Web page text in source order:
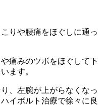
りや腰痛をほぐしに通っ
痛みのツボをほぐして下
ます。
、左腕が上がらなくなっ
イボルト治療で徐々に良